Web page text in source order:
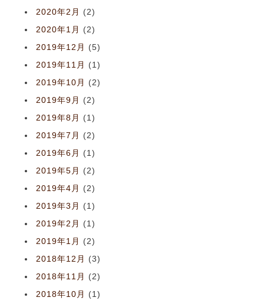
2020年2月
(2)
2020年1月
(2)
2019年12月
(5)
2019年11月
(1)
2019年10月
(2)
2019年9月
(2)
2019年8月
(1)
2019年7月
(2)
2019年6月
(1)
2019年5月
(2)
2019年4月
(2)
2019年3月
(1)
2019年2月
(1)
2019年1月
(2)
2018年12月
(3)
2018年11月
(2)
2018年10月
(1)